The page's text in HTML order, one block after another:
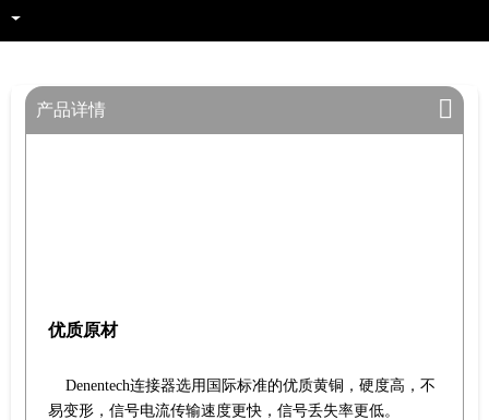
产品详情
优质原材
Denentech连接器选用国际标准的优质黄铜，硬度高，不
易变形，信号电流传输速度更快，信号丢失率更低。